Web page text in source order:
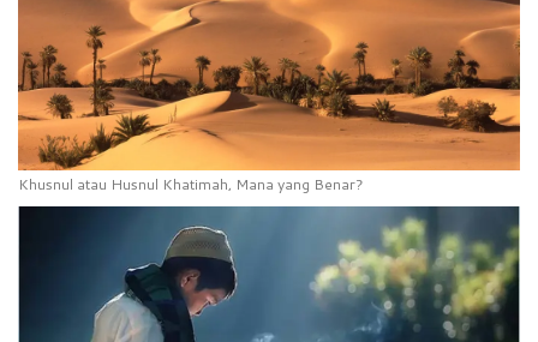
Khusnul atau Husnul Khatimah, Mana yang Benar?